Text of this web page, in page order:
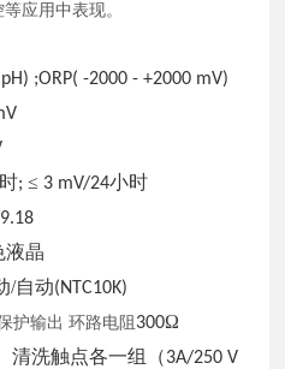
应用中表现。
;ORP( -2000 - +2000 mV)
;≤ 3 mV/24小时
液晶
/自动(NTC10K)
护输出 环路电阻 300Ω
清洗触点各一组（3A/250 V